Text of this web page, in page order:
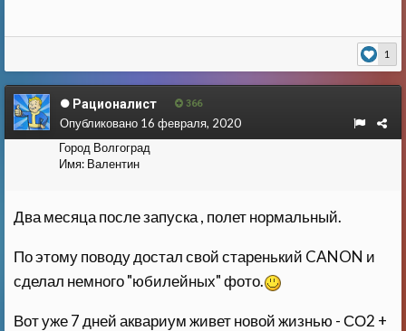
1
Рационалист 366
Город Волгоград
Имя: Валентин
Опубликовано 16 февраля, 2020
Два месяца после запуска , полет нормальный.
По этому поводу достал свой старенький CANON и
сделал немного "юбилейных" фото.
Вот уже 7 дней аквариум живет новой жизнью - СО2 +